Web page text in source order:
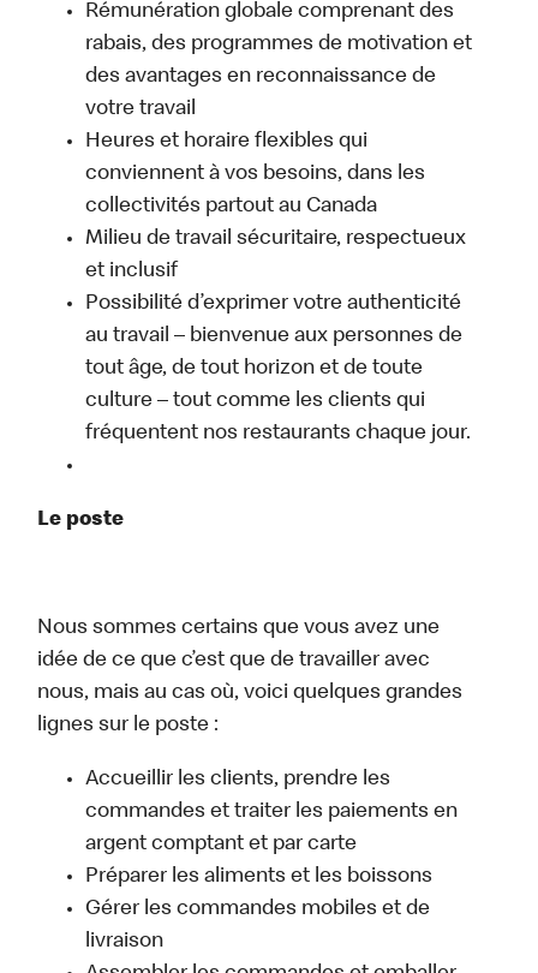
Rémunération globale comprenant des
rabais, des programmes de motivation et
des avantages en reconnaissance de
votre travail
Heures et horaire flexibles qui
conviennent à vos besoins, dans les
collectivités partout au Canada
Milieu de travail sécuritaire, respectueux
et inclusif
Possibilité d’exprimer votre authenticité
au travail – bienvenue aux personnes de
tout âge, de tout horizon et de toute
culture – tout comme les clients qui
fréquentent nos restaurants chaque jour.
Le poste
Nous sommes certains que vous avez une
idée de ce que c’est que de travailler avec
nous, mais au cas où, voici quelques grandes
lignes sur le poste :
Accueillir les clients, prendre les
commandes et traiter les paiements en
argent comptant et par carte
Préparer les aliments et les boissons
Gérer les commandes mobiles et de
livraison